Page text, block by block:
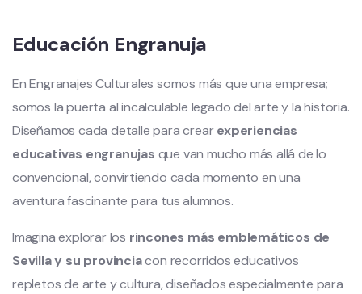
Educación Engranuja
En Engranajes Culturales somos más que una empresa;
somos la puerta al incalculable legado del arte y la historia.
Diseñamos cada detalle para crearexperiencias
educativas engranujas que van mucho más allá de lo
convencional, convirtiendo cada momento en una
aventura fascinante para tus alumnos.
Imagina explorar los rincones más emblemáticos de
Sevilla y su provinciacon recorridos educativos
repletos de arte y cultura, diseñados especialmente para